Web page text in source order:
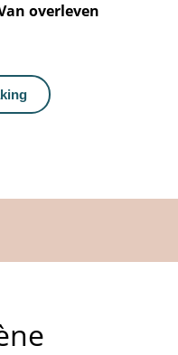
overleven